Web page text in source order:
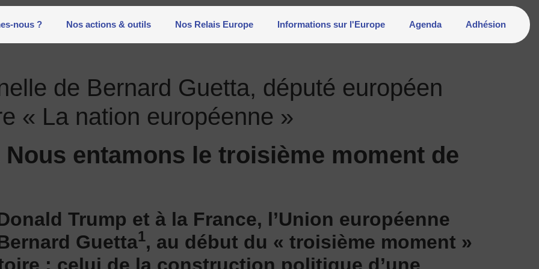
nous ? Nos actions & outils Nos Relais Europe Informations sur l'Europe Agenda Adhésion
de Bernard Guetta, député européen
« La nation européenne »
Nous entamons le troisième moment de
Trump et à la France, l’Union européenne
Guetta1, au début du « troisième moment »